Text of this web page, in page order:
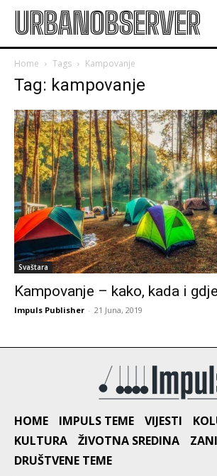
URBANOBSERVER
Home Tags Kampovanje
Tag: kampovanje
Svaštara
Kampovanje – kako, kada i
Impuls Publisher - 21 Juna, 2019
HOME IMPULS TEME VIJESTI
KULTURA
ŽIVOTNA SREDINA
DRUŠTVENE TEME